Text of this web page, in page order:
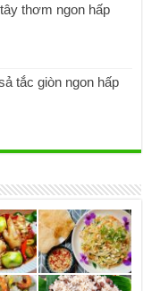
thơm ngon hấp
tắc giòn ngon hấp